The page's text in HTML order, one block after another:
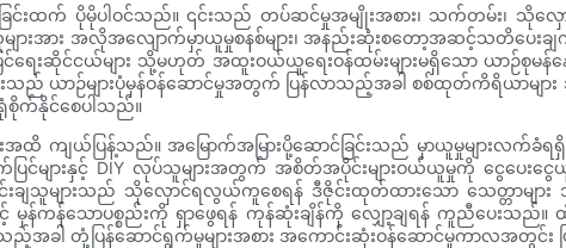
င်းထက် ပိုမိုပါဝင်သည်။ ၎င်းသည် တပ်ဆင်မှုအမျိုးအစား၊ သက်တမ်း၊ သိုလှော
ား အလိုအလျောက်မှာယူမှုစနစ်များ၊ အနည်းဆုံးစတော့အဆင့်သတိပေးချက်
ြင်ရေးဆိုင်ငယ်များ သို့မဟုတ် အထူးဝယ်ယူရေးဝန်ထမ်းများမရှိသော ယာဉ်စု
သည် ယာဉ်များပုံမှန်ဝန်ဆောင်မှုအတွက် ပြန်လာသည့်အခါ စစ်ထုတ်ကိရိယာများ အ
စိုက်နိုင်စေပါသည်။
ယ်ပြန့်သည်။ အမြောက်အမြားပို့ဆောင်ခြင်းသည် မှာယူမှုများလက်ခံရရှိခြ
ားနှင့် DIY လုပ်သူများအတွက် အစိတ်အပိုင်းများဝယ်ယူမှုကို ငွေပေးငွေယူန
းချသူများသည် သိုလှောင်ရလွယ်ကူစေရန် ဒီဇိုင်းထုတ်ထားသော သေတ္တာမျာ
န်ကန်သောပစ္စည်းကို ရှာဖွေရန် ကုန်ဆုံးချိန်ကို လျှော့ချရန် ကူညီပေးသည်။
အခါ တုံ့ပြန်ဆောင်ရွက်မှုများအစား အကောင်းဆုံးဝန်ဆောင်မှုကာလအတွင်း